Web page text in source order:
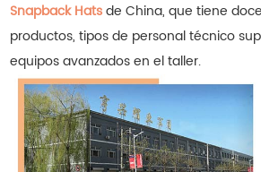
Snapback Hatsde China, que tiene
productos, tipos de personal técnico
equipos avanzados en el taller.